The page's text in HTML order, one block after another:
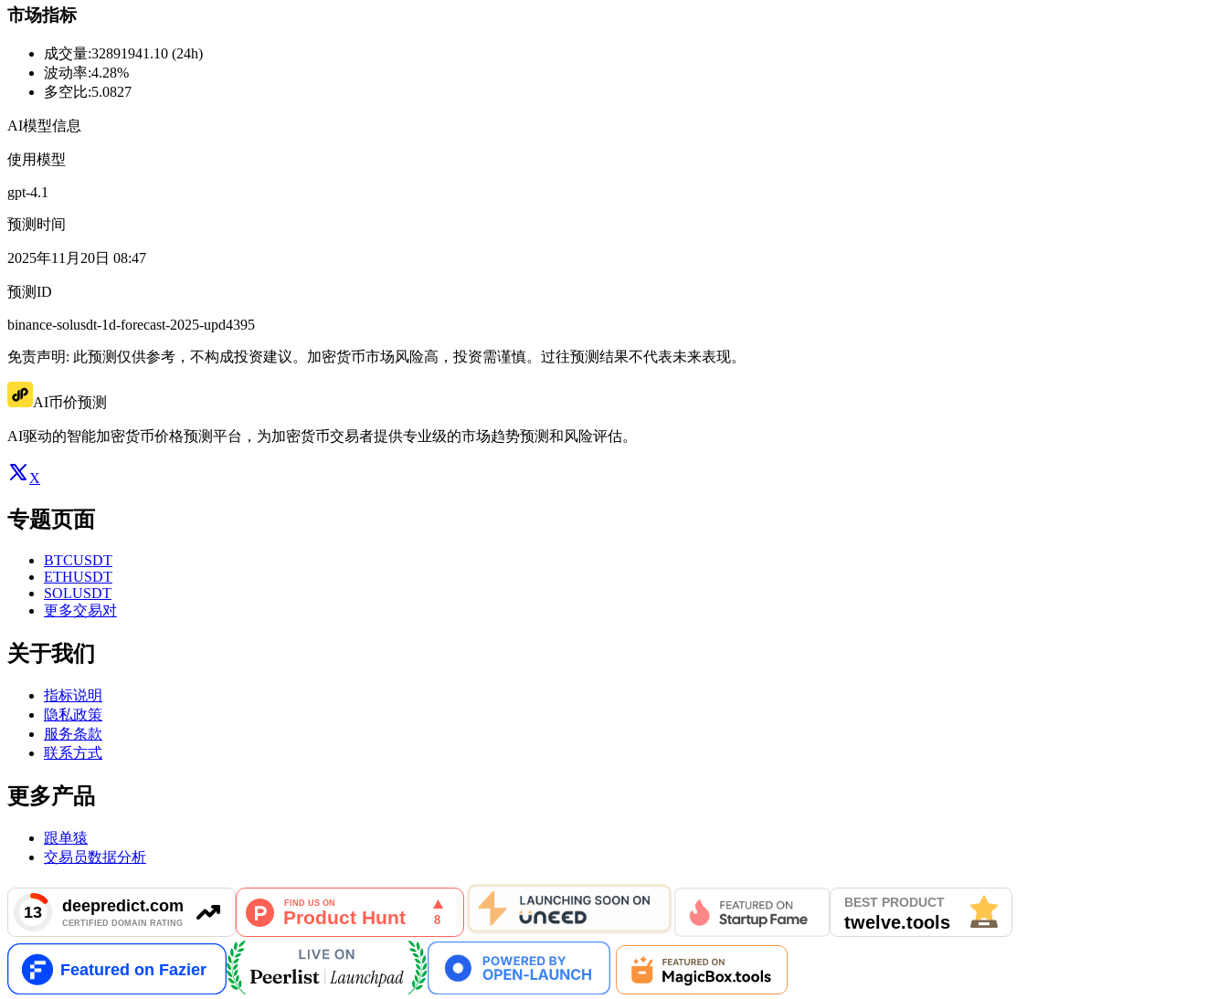
市场指标
成交量:32891941.10 (24h)
波动率:4.28%
多空比:5.0827
AI模型信息
使用模型
gpt-4.1
预测时间
2025年11月20日 08:47
预测ID
binance-solusdt-1d-forecast-2025-upd4395
免责声明: 此预测仅供参考，不构成投资建议。加密货币市场风险高，投资需谨慎。过往预测结果不代表未来表现。
AI币价预测
AI驱动的智能加密货币价格预测平台，为加密货币交易者提供专业级的市场趋势预测和风险评估。
X
专题页面
BTCUSDT
ETHUSDT
SOLUSDT
更多交易对
关于我们
指标说明
隐私政策
服务条款
联系方式
更多产品
跟单猿
交易员数据分析